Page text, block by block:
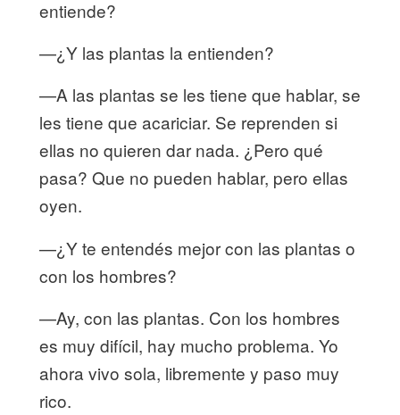
entiende?
—¿Y las plantas la entienden?
—A las plantas se les tiene que hablar, se
les tiene que acariciar. Se reprenden si
ellas no quieren dar nada. ¿Pero qué
pasa? Que no pueden hablar, pero ellas
oyen.
—¿Y te entendés mejor con las plantas o
con los hombres?
—Ay, con las plantas. Con los hombres
es muy difícil, hay mucho problema. Yo
ahora vivo sola, libremente y paso muy
rico.